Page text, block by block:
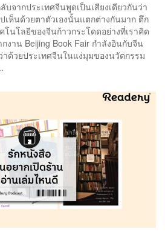
จากประเทศจีนพูดเป็นเสียงเดียวกันว่า
เห็นด้วยตาตัวเองนั้นแตกต่างกันมาก ตึก
นโลยีของจีนก้าวกระโดดอย่างที่เราคิด
งาน Beijing Book Fair กำลังอินกับจีน
ด้วยประเทศจีนในแง่มุมของนวัตกรรม